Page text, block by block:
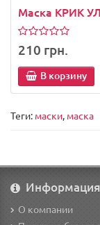
Маска КРИК
210 грн.
В корзину
Теги: маски, маска
Информация
О компании